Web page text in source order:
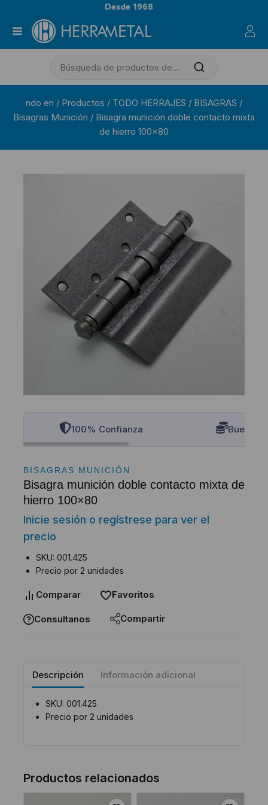
Desde 1968
ndo en / Productos / TODO HERRAJES / BISAGRAS /
Bisagras Munición / Bisagra munición doble contacto mixta
de hierro 100×80
100% Confianza Buenos
BISAGRAS MUNICIÓN
Bisagra munición doble contacto mixta de
hierro 100×80
Inicie sesión o regístrese para ver el
precio
SKU: 001.425
Precio por 2 unidades
Comparar Favoritos
Consultanos Compartir
Descripción Información adicional
SKU: 001.425
Precio por 2 unidades
Productos relacionados